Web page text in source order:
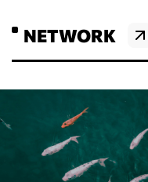
NETWORK